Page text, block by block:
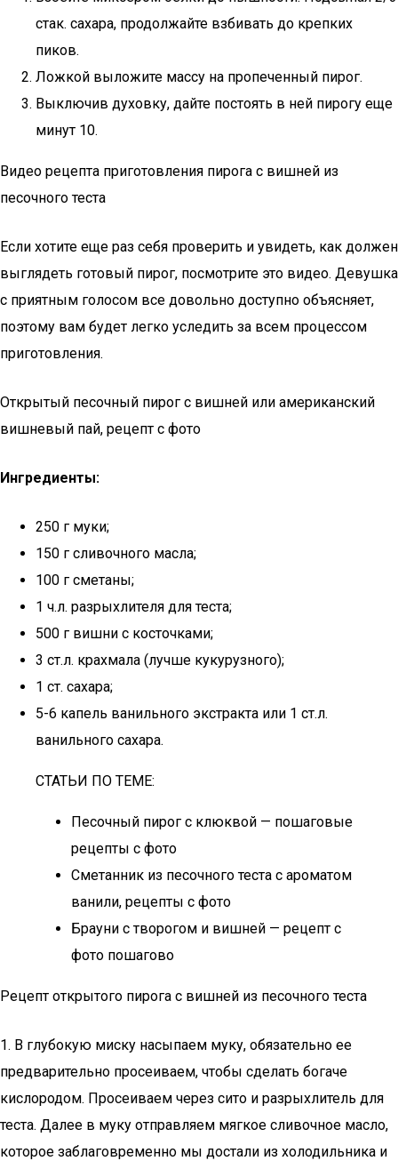
стак. сахара, продолжайте взбивать до крепких
пиков.
Ложкой выложите массу на пропеченный пирог.
Выключив духовку, дайте постоять в ней пирогу еще
минут 10.
Видео рецепта приготовления пирога с вишней из
песочного теста
Если хотите еще раз себя проверить и увидеть, как должен
выглядеть готовый пирог, посмотрите это видео. Девушка
с приятным голосом все довольно доступно объясняет,
поэтому вам будет легко уследить за всем процессом
приготовления.
Открытый песочный пирог с вишней или американский
вишневый пай, рецепт с фото
Ингредиенты:
250 г муки;
150 г сливочного масла;
100 г сметаны;
1 ч.л. разрыхлителя для теста;
500 г вишни с косточками;
3 ст.л. крахмала (лучше кукурузного);
1 ст. сахара;
5-6 капель ванильного экстракта или 1 ст.л.
ванильного сахара.
СТАТЬИ ПО ТЕМЕ:
Песочный пирог с клюквой — пошаговые
рецепты с фото
Сметанник из песочного теста с ароматом
ванили, рецепты с фото
Брауни с творогом и вишней — рецепт с
фото пошагово
Рецепт открытого пирога с вишней из песочного теста
1. В глубокую миску насыпаем муку, обязательно ее
предварительно просеиваем, чтобы сделать богаче
кислородом. Просеиваем через сито и разрыхлитель для
теста. Далее в муку отправляем мягкое сливочное масло,
которое заблаговременно мы достали из холодильника и